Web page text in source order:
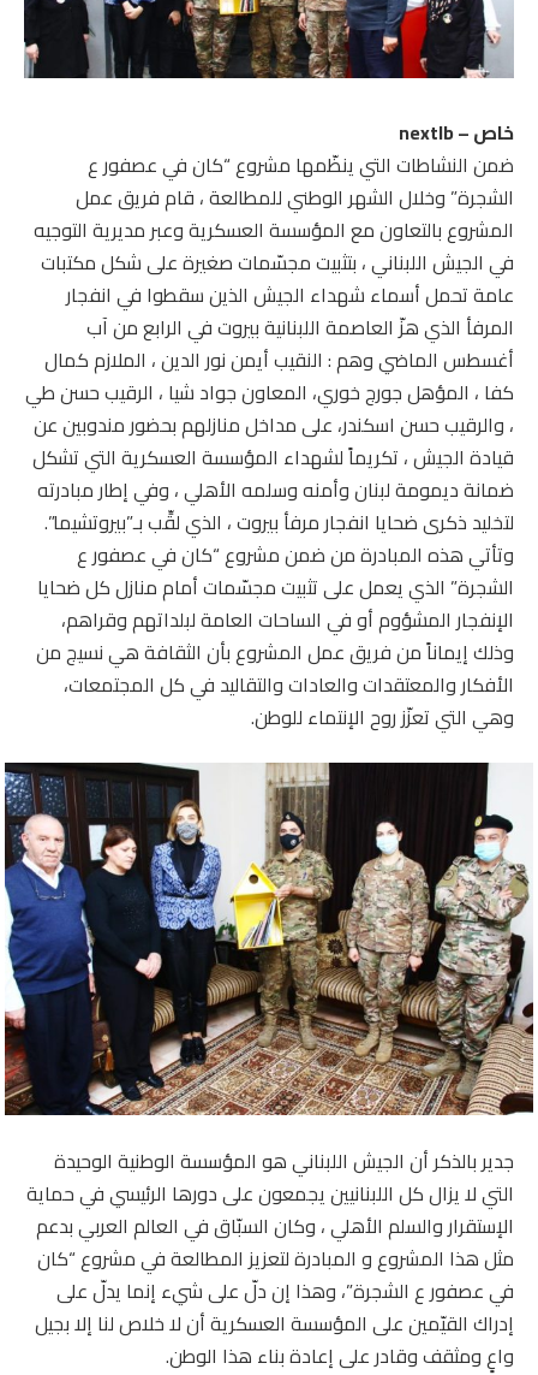
خاص – nextlb
ضمن النشاطات التي ينظّمها مشروع “كان في عصفور ع
الشجرة” وخلال الشهر الوطني للمطالعة ، قام فريق عمل
المشروع بالتعاون مع المؤسسة العسكرية وعبر مديرية التوجيه
في الجيش اللبناني ، بتثبيت مجسّمات صغيرة على شكل مكتبات
عامة تحمل أسماء شهداء الجيش الذين سقطوا في انفجار
المرفأ الذي هزّ العاصمة اللبنانية بيروت في الرابع من آب
أغسطس الماضي وهم : النقيب أيمن نور الدين ، الملازم كمال
كفا ، المؤهل جورج خوري، المعاون جواد شيا ، الرقيب حسن طي
، والرقيب حسن اسكندر، على مداخل منازلهم بحضور مندوبين عن
قيادة الجيش ، تكريماً لشهداء المؤسسة العسكرية التي تشكل
ضمانة ديمومة لبنان وأمنه وسلمه الأهلي ، وفي إطار مبادرته
لتخليد ذكرى ضحايا انفجار مرفأ بيروت ، الذي لقِّب بـ”بيروتشيما”.
وتأتي هذه المبادرة من ضمن مشروع “كان في عصفور ع
الشجرة” الذي يعمل على تثبيت مجسّمات أمام منازل كل ضحايا
الإنفجار المشؤوم أو في الساحات العامة لبلداتهم وقراهم،
وذلك إيماناً من فريق عمل المشروع بأن الثقافة هي نسيج من
الأفكار والمعتقدات والعادات والتقاليد في كل المجتمعات،
وهي التي تعزّز روح الإنتماء للوطن.
جدير بالذكر أن الجيش اللبناني هو المؤسسة الوطنية الوحيدة
التي لا يزال كل اللبنانيين يجمعون على دورها الرئيسي في حماية
الإستقرار والسلم الأهلي ، وكان السبّاق في العالم العربي بدعم
مثل هذا المشروع و المبادرة لتعزيز المطالعة في مشروع “كان
في عصفور ع الشجرة”، وهذا إن دلّ على شيء إنما يدلّ على
إدراك القيّمين على المؤسسة العسكرية أن لا خلاص لنا إلا بجيل
واعٍ ومثقف وقادر على إعادة بناء هذا الوطن.